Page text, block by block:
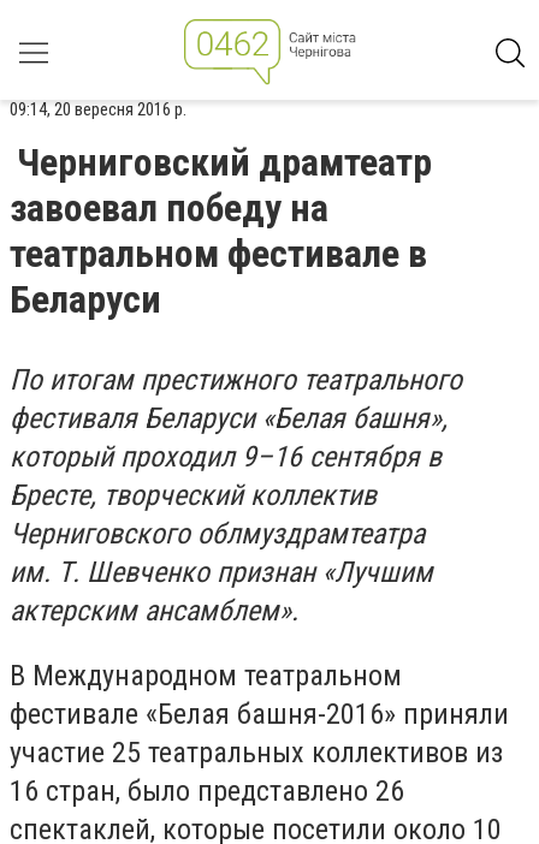
09:14, 20 вересня 2016 р.
Черниговский драмтеатр
завоевал победу на
театральном фестивале в
Беларуси
По итогам престижного театрального
фестиваля Беларуси «Белая башня»,
который проходил 9–16 сентября в
Бресте, творческий коллектив
Черниговского облмуздрамтеатра
им. Т. Шевченко признан «Лучшим
актерским ансамблем».
В Международном театральном
фестивале «Белая башня-2016» приняли
участие 25 театральных коллективов из
16 стран, было представлено 26
спектаклей, которые посетили около 10